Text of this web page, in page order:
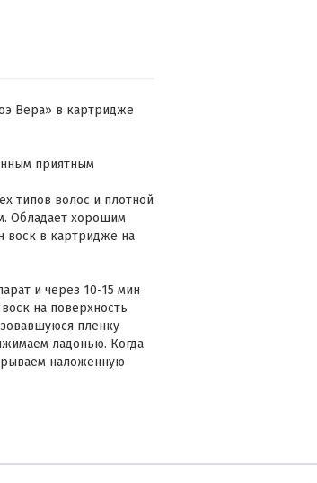
Вера» в картридже
приятным
типов волос и плотной
Обладает хорошим
воск в картридже на
и через 10-15 мин
на поверхность
пленку
ладонью. Когда
наложенную